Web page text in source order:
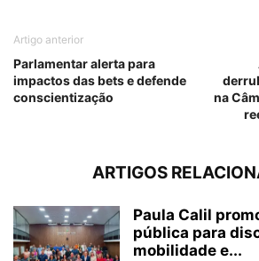
Artigo anterior
Parlamentar alerta para
impactos das bets e defende
conscientização
na
ARTIGOS
Paula Calil
pública para
mobilidade e...